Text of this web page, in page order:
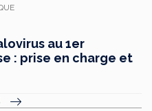
au 1er
: prise en charge et